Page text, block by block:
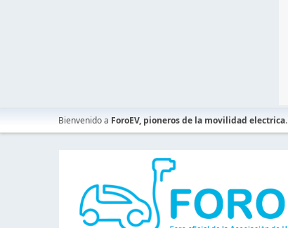
Bienvenido a ForoEV, pioneros de la movilidad electrica.